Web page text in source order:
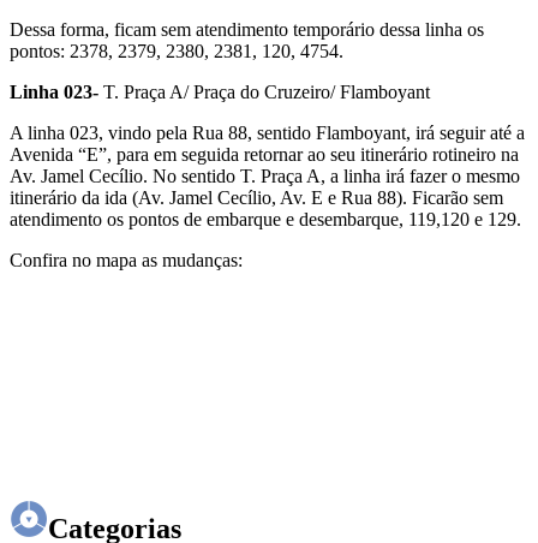
Dessa forma, ficam sem atendimento temporário dessa linha os
pontos: 2378, 2379, 2380, 2381, 120, 4754.
Linha 023- T. Praça A/ Praça do Cruzeiro/ Flamboyant
A linha 023, vindo pela Rua 88, sentido Flamboyant, irá seguir até a
Avenida “E”, para em seguida retornar ao seu itinerário rotineiro na
Av. Jamel Cecílio. No sentido T. Praça A, a linha irá fazer o mesmo
itinerário da ida (Av. Jamel Cecílio, Av. E e Rua 88). Ficarão sem
atendimento os pontos de embarque e desembarque, 119,120 e 129.
Confira no mapa as mudanças:
Categorias